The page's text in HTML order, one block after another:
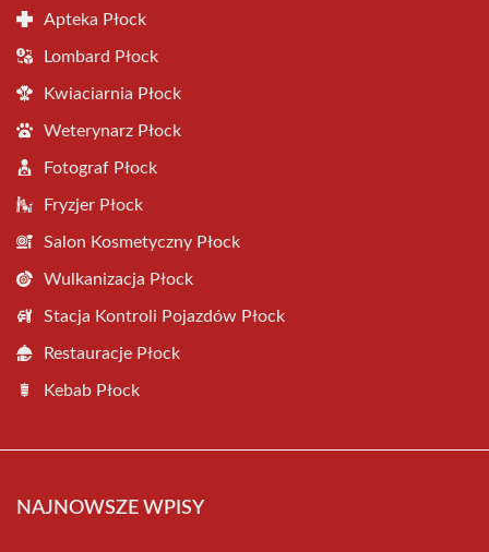
Apteka Płock
Lombard Płock
Kwiaciarnia Płock
Weterynarz Płock
Fotograf Płock
Fryzjer Płock
Salon Kosmetyczny Płock
Wulkanizacja Płock
Stacja Kontroli Pojazdów Płock
Restauracje Płock
Kebab Płock
NAJNOWSZE WPISY